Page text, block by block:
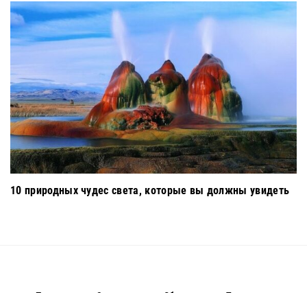
10 природных чудес света, которые вы должны увидеть